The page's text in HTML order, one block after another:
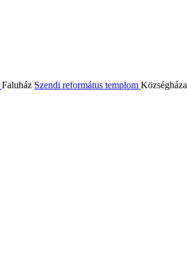
Faluház Szendi református templom Községháza